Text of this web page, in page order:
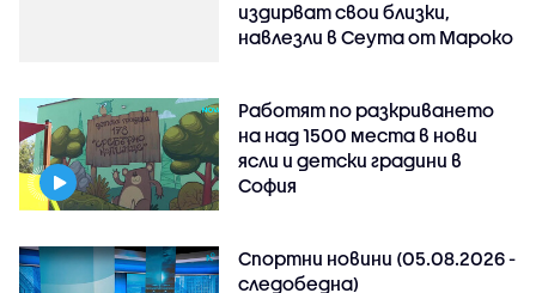
издирват свои близки,
навлезли в Сеута от Мароко
Работят по разкриването
на над 1500 места в нови
ясли и детски градини в
София
Спортни новини (05.08.2026 -
следобедна)